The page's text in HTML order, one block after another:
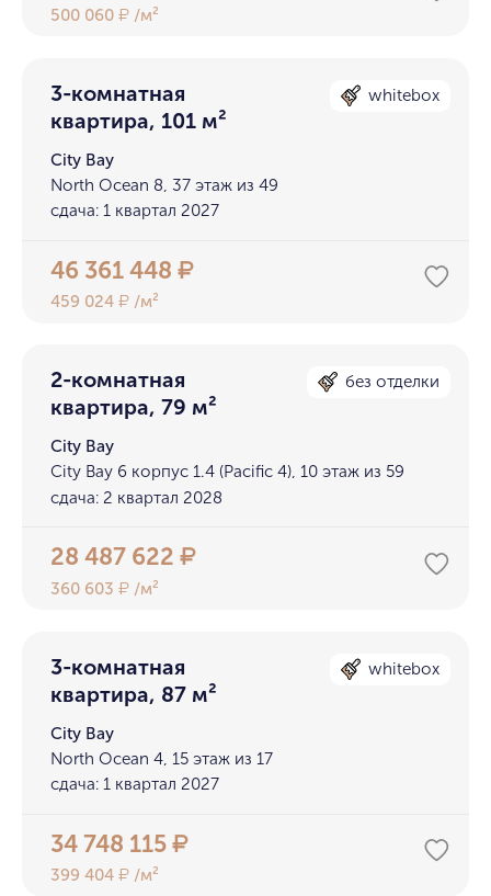
500 060₽ /м²
3-комнатная
квартира, 101 м²
whitebox
City Bay
North Ocean 8, 37 этаж из 49
сдача: 1 квартал 2027
46 361 448₽
459 024₽ /м²
2-комнатная
квартира, 79 м²
без отделки
City Bay
City Bay 6 корпус 1.4 (Pacific 4), 10 этаж из 59
сдача: 2 квартал 2028
28 487 622₽
360 603₽ /м²
3-комнатная
квартира, 87 м²
whitebox
City Bay
North Ocean 4, 15 этаж из 17
сдача: 1 квартал 2027
34 748 115₽
399 404₽ /м²